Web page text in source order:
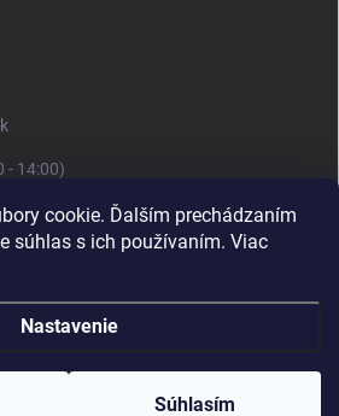
cookie. Ďalším prechádzaním
súhlas s ich používaním. Viac
Nastavenie
Súhlasím
- 14:00)
- life - health - beauty. Všetky práva vyhradené.
nastavenie cookies